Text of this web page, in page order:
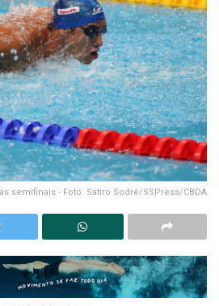
semifinais - Foto: Satiro Sodré/SSPress/CBDA